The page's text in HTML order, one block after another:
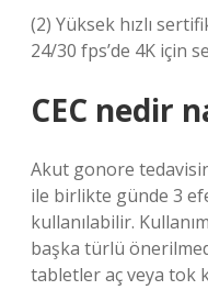
(2) Yüksek hızlı
24/30 fps’de 4K için
CEC nedir
Akut gonore
ile birlikte günde 3
kullanılabilir.
başka türlü
tabletler aç veya tok